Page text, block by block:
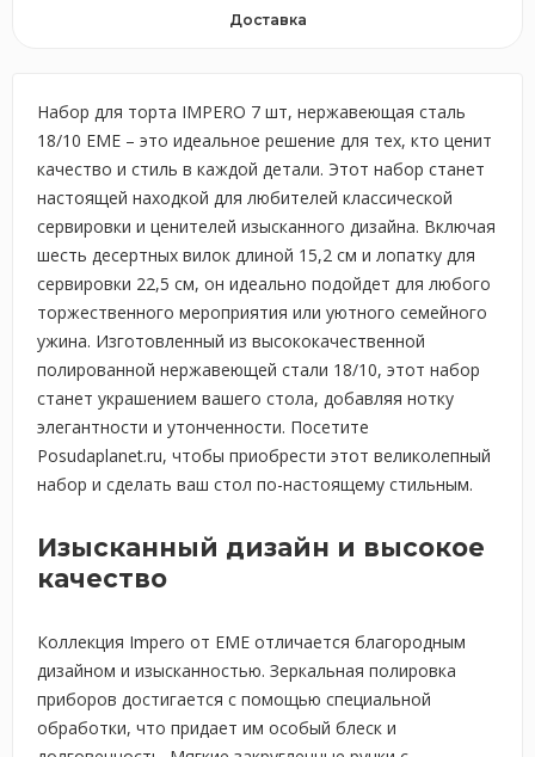
Доставка
Набор для торта IMPERO 7 шт, нержавеющая сталь
18/10 EME – это идеальное решение для тех, кто ценит
качество и стиль в каждой детали. Этот набор станет
настоящей находкой для любителей классической
сервировки и ценителей изысканного дизайна. Включая
шесть десертных вилок длиной 15,2 см и лопатку для
сервировки 22,5 см, он идеально подойдет для любого
торжественного мероприятия или уютного семейного
ужина. Изготовленный из высококачественной
полированной нержавеющей стали 18/10, этот набор
станет украшением вашего стола, добавляя нотку
элегантности и утонченности. Посетите
Posudaplanet.ru, чтобы приобрести этот великолепный
набор и сделать ваш стол по-настоящему стильным.
Изысканный дизайн и высокое
качество
Коллекция Impero от EME отличается благородным
дизайном и изысканностью. Зеркальная полировка
приборов достигается с помощью специальной
обработки, что придает им особый блеск и